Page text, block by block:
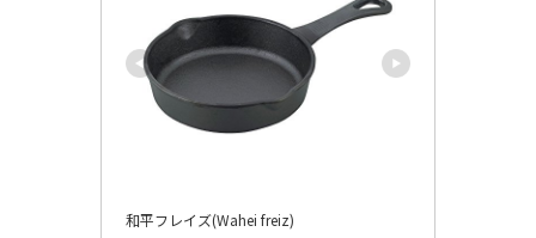
和平フレイズ(Wahei freiz)